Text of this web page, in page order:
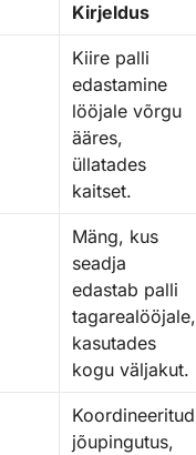
Kirjeldus
Kiire palli
edastamine
lööjale võrgu
ääres,
üllatades
kaitset.
Mäng, kus
seadja
edastab palli
tagarealööjale,
kasutades
kogu väljakut.
Koordineeritud
jõupingutus,